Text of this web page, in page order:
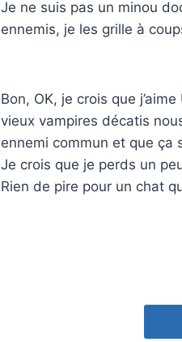
Je ne suis pas un minou
ennemis, je les grille à
Bon, OK, je crois que
vieux vampires décatis
ennemi commun et que ça
Je crois que je perds un
Rien de pire pour un chat